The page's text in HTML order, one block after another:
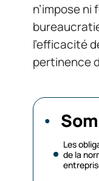
n’impose ni
l’efficacité
pertinence
Les
de la